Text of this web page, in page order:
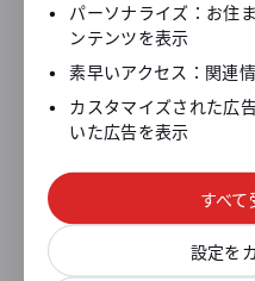
お客様サポート
よくあるご質問
お問い合わせ
マイナンバー制
各種手続き書類一
•
パーソナライズ：お住
ンテンツを表示
•
素早いアクセス：関連
•
カスタマイズされた広
いた広告を表示
すべて
設定を